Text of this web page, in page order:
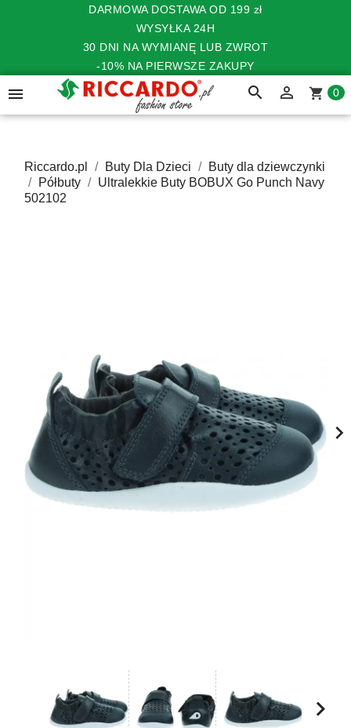
DARMOWA DOSTAWA OD 199 zł
WYSYŁKA 24H
30 DNI NA WYMIANĘ LUB ZWROT
-10% NA PIERWSZE ZAKUPY
 search  shopping_cart 0
Riccardo.pl Buty Dla Dzieci
Buty dla dziewczynki
Półbuty
Ultralekkie Buty BOBUX Go Punch Navy
502102
